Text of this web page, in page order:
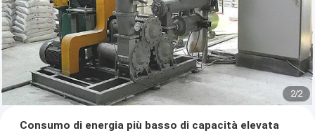
2/2
Consumo di energia più basso di capacità elevata